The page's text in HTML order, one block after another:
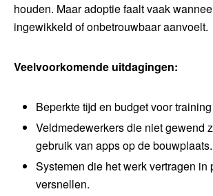
houden. Maar adoptie faalt vaak
ingewikkeld of onbetrouwbaar aanvoelt.
Veelvoorkomende uitdagingen:
Beperkte tijd en budget voor
Veldmedewerkers die niet gewend
gebruik van apps op de bouwplaats.
Systemen die het werk vertragen in
versnellen.